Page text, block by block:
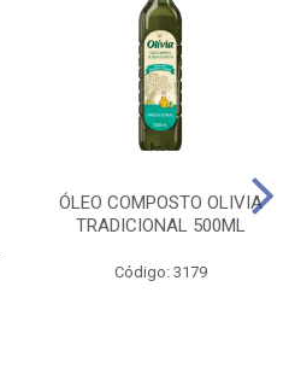
ÓLEO COMPOSTO OLIVIA
TRADICIONAL 500ML
Código: 3179